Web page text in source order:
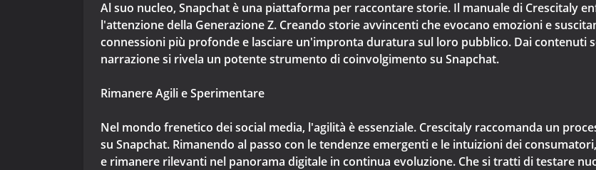
Al suo nucleo, Snapchat è una piattaforma per raccontare storie. Il manuale di Crescitaly
l'attenzione della Generazione Z. Creando storie avvincenti che evocano emozioni e
connessioni più profonde e lasciare un'impronta duratura sul loro pubblico. Dai contenuti
narrazione si rivela un potente strumento di coinvolgimento su Snapchat.
Rimanere Agili e Sperimentare
Nel mondo frenetico dei social media, l'agilità è essenziale. Crescitaly raccomanda un
su Snapchat. Rimanendo al passo con le tendenze emergenti e le intuizioni dei
e rimanere rilevanti nel panorama digitale in continua evoluzione. Che si tratti di testare